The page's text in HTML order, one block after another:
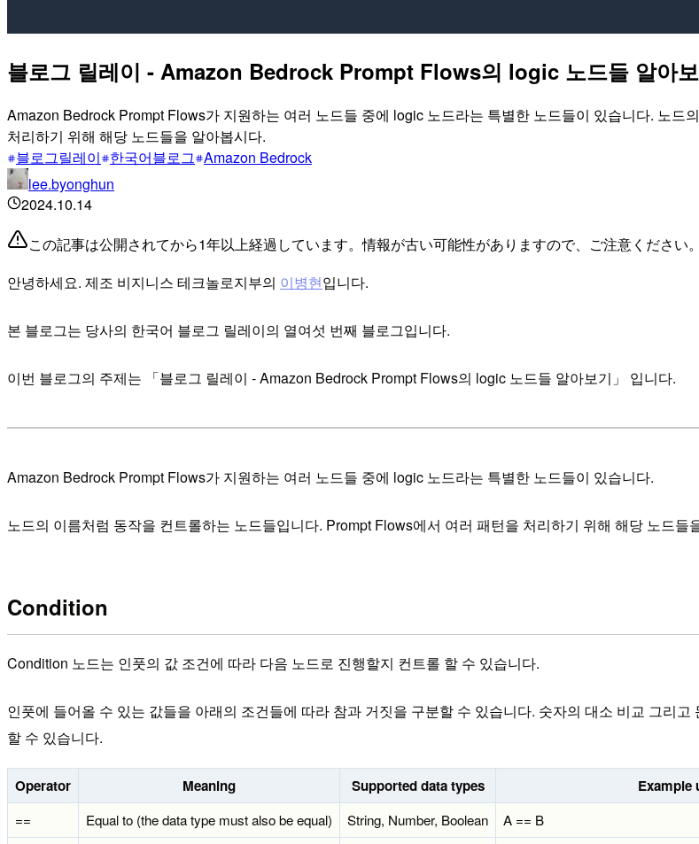
블로그 릴레이 - Amazon Bedrock Prompt Flows의 logic 노드들 알아
Amazon Bedrock Prompt Flows가 지원하는 여러 노드들 중에 logic 노드라는 특별한 노드들이 있습니다. 노
처리하기 위해 해당 노드들을 알아봅시다.
블로그릴레이 한국어블로그 Amazon Bedrock
lee.byonghun
2024.10.14
この記事は公開されてから1年以上経過しています。情報が古い可能性がありますので、ご注意ください。
안녕하세요. 제조 비지니스 테크놀로지부의 이병현입니다.
본 블로그는 당사의 한국어 블로그 릴레이의 열여섯 번째 블로그입니다.
이번 블로그의 주제는 「블로그 릴레이 - Amazon Bedrock Prompt Flows의 logic 노드들 알아보기」 입니다.
Amazon Bedrock Prompt Flows가 지원하는 여러 노드들 중에 logic 노드라는 특별한 노드들이 있습니다.
노드의 이름처럼 동작을 컨트롤하는 노드들입니다. Prompt Flows에서 여러 패턴을 처리하기 위해 해당 노드들
Condition
Condition 노드는 인풋의 값 조건에 따라 다음 노드로 진행할지 컨트롤 할 수 있습니다.
인풋에 들어올 수 있는 값들을 아래의 조건들에 따라 참과 거짓을 구분할 수 있습니다. 숫자의 대소 비교 그리
할 수 있습니다.
Operator Meaning Supported data types Example
== Equal to (the data type must also be equal) String, Number, Boolean A == B